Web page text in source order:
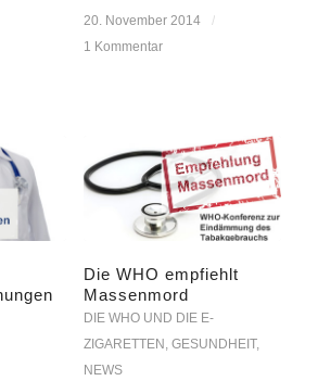
20. November 2014
/
1 Kommentar
Die WHO empfiehlt
Massenmord
DIE WHO UND DIE E-
ZIGARETTEN , GESUNDHEIT,
NEWS